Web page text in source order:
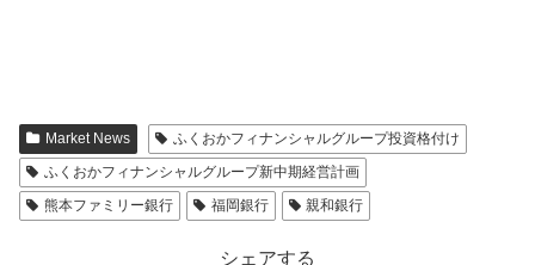
Market News
ふくおかフィナンシャルグループ投資格付け
ふくおかフィナンシャルグループ新中期経営計画
熊本ファミリー銀行
福岡銀行 親和銀行
シェアする